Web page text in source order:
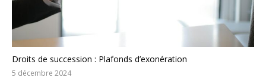
Droits de succession : Plafonds d’exonération
5 décembre 2024